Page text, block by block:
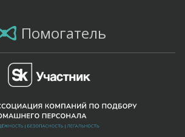
Помогатель